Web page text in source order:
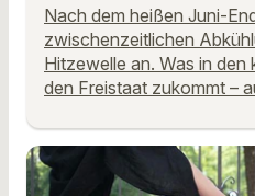
Nach dem heißen Juni-
zwischenzeitlichen
Hitzewelle an. Was in
den Freistaat zukommt –